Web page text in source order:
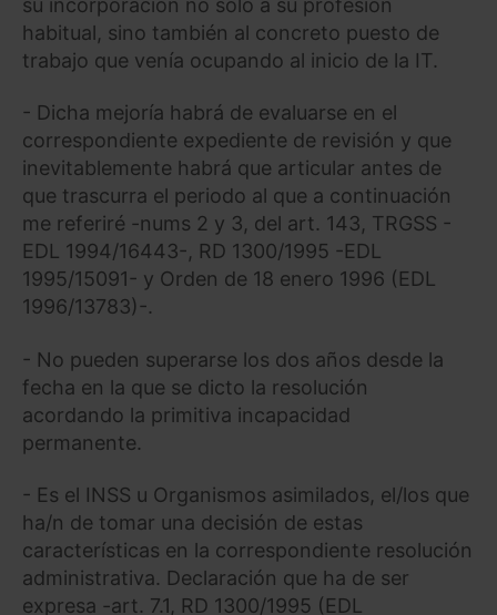
su incorporación no solo a su profesión
habitual, sino también al concreto puesto de
trabajo que venía ocupando al inicio de la IT.
- Dicha mejoría habrá de evaluarse en el
correspondiente expediente de revisión y que
inevitablemente habrá que articular antes de
que trascurra el periodo al que a continuación
me referiré -nums 2 y 3, del art. 143, TRGSS -
EDL 1994/16443-, RD 1300/1995 -EDL
1995/15091- y Orden de 18 enero 1996 (EDL
1996/13783)-.
- No pueden superarse los dos años desde la
fecha en la que se dicto la resolución
acordando la primitiva incapacidad
permanente.
- Es el INSS u Organismos asimilados, el/los que
ha/n de tomar una decisión de estas
características en la correspondiente resolución
administrativa. Declaración que ha de ser
expresa -art. 7.1, RD 1300/1995 (EDL